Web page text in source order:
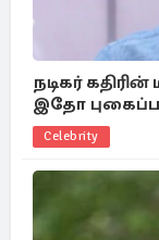
நடிகர்
இதோ
Celebrity